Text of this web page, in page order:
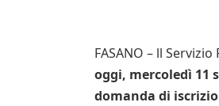
FASANO – ll
oggi, mercoledì 11
domanda di